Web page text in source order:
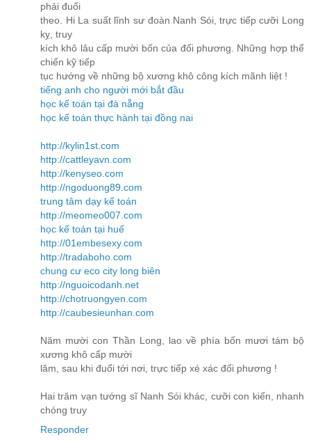
phải đuổi
theo. Hi La suất lĩnh sư đoàn Nanh Sói, trực tiếp cưỡi Long
kỵ, truy
kích khô lâu cấp mười bốn của đối phương. Những hợp thể
chiến kỹ tiếp
tục hướng về những bộ xương khô công kích mãnh liệt !
tiếng anh cho người mới bắt đầu
học kế toán tại đà nẵng
học kế toán thực hành tại đồng nai
http://kylin1st.com
http://cattleyavn.com
http://kenyseo.com
http://ngoduong89.com
trung tâm dạy kế toán
http://meomeo007.com
học kế toán tại huế
http://01embesexy.com
http://tradaboho.com
chung cư eco city long biên
http://nguoicodanh.net
http://chotruongyen.com
http://caubesieunhan.com
Năm mười con Thần Long, lao về phía bốn mươi tám bộ
xương khô cấp mười
lăm, sau khi đuổi tới nơi, trực tiếp xé xác đối phương !
Hai trăm vạn tướng sĩ Nanh Sói khác, cưỡi con kiến, nhanh
chóng truy
Responder